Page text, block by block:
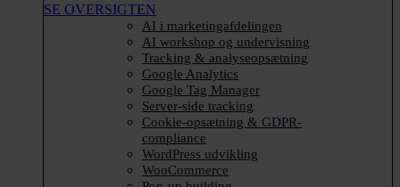
SE OVERSIGTEN
AI i marketingafdelingen
AI workshop og undervisning
Tracking & analyseopsætning
Google Analytics
Google Tag Manager
Server-side tracking
Cookie-opsætning & GDPR-
compliance
WordPress udvikling
WooCommerce